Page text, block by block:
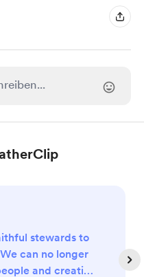
stewards to
can no longer
and creation